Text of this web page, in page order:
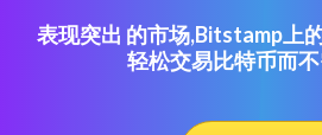
表现突出 的市场,Bitstamp上
轻松交易比特币而